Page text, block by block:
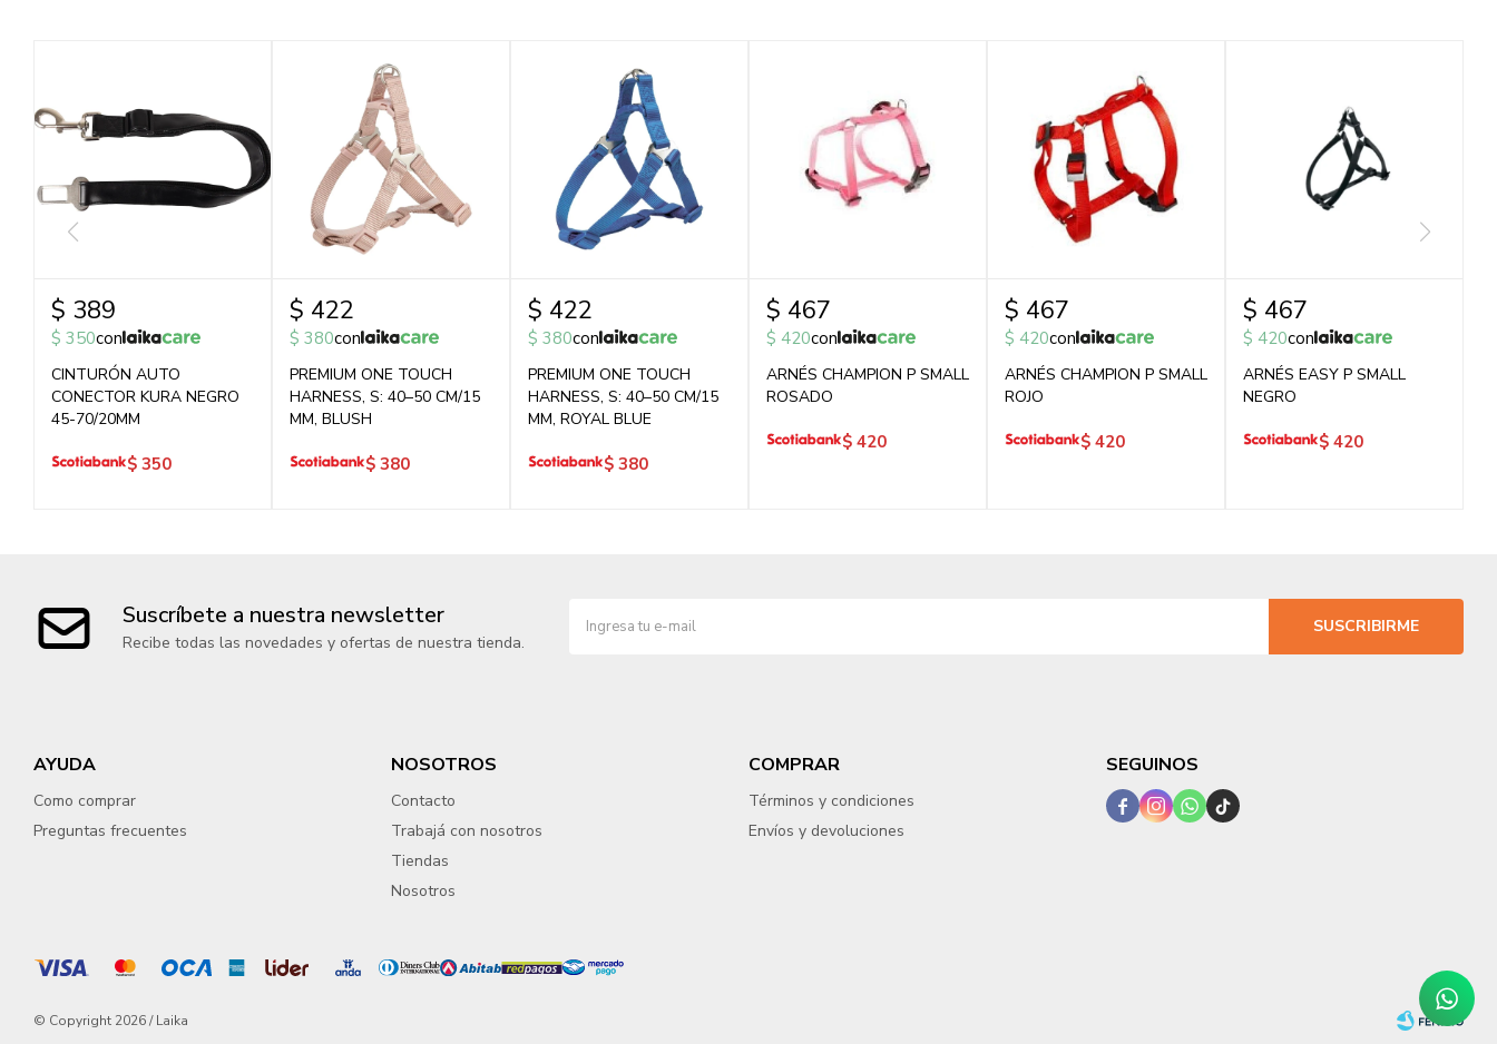
$ 389
$ 350con
CINTURÓN AUTO
CONECTOR KURA NEGRO
45-70/20MM
$ 350
$ 422
$ 380con
PREMIUM ONE TOUCH
HARNESS, S: 40–50 CM/15
MM, BLUSH
$ 380
$ 422
$ 380con
PREMIUM ONE TOUCH
HARNESS, S: 40–50 CM/15
MM, ROYAL BLUE
$ 380
$ 467
$ 420con
ARNÉS CHAMPION P SMALL
ROSADO
$ 420
$ 467
$ 420con
ARNÉS CHAMPION P SMALL
ROJO
$ 420
$ 467
$ 420con
ARNÉS EASY P SMALL
NEGRO
$ 420
Suscríbete a nuestra newsletter
Recibe todas las novedades y ofertas de nuestra tienda.
SUSCRIBIRME
AYUDA
Como comprar
Preguntas frecuentes
NOSOTROS
Contacto
Trabajá con nosotros
Tiendas
Nosotros
COMPRAR
Términos y condiciones
Envíos y devoluciones
SEGUINOS
   
© Copyright 2026 / Laika